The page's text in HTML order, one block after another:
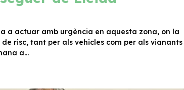
a actuar amb urgència en aquesta zona, on la
risc, tant per als vehicles com per als vianants
a...